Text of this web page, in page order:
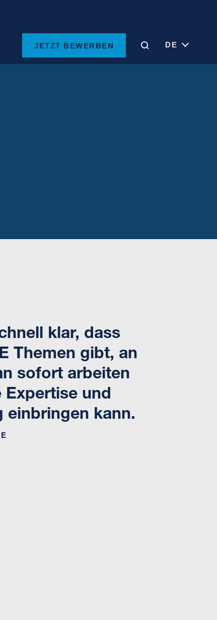
JETZT BEWERBEN DE
klar, dass
Themen gibt, an
sofort arbeiten
und
einbringen kann.